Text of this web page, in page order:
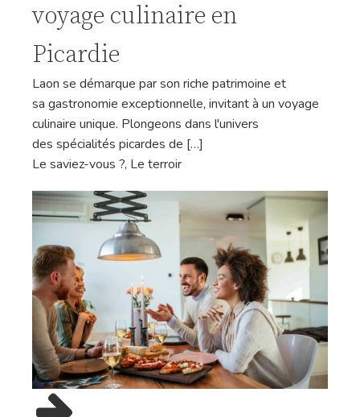
voyage culinaire en
Picardie
Laon se démarque par son riche patrimoine et
sa gastronomie exceptionnelle, invitant à un voyage
culinaire unique. Plongeons dans l'univers
des spécialités picardes de […]
Le saviez-vous ?, Le terroir